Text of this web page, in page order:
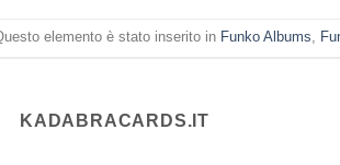
elemento è stato inserito in Funko Albums
KADABRACARDS.IT